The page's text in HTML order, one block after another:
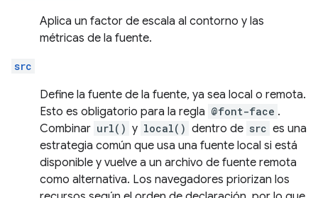
Aplica un factor de escala al contorno y las
métricas de la fuente.
src
Define la fuente de la fuente, ya sea local o remota.
Esto es obligatorio para la regla @font-face .
Combinar url() y local() dentro de src es una
estrategia común que usa una fuente local si está
disponible y vuelve a un archivo de fuente remota
como alternativa. Los navegadores priorizan los